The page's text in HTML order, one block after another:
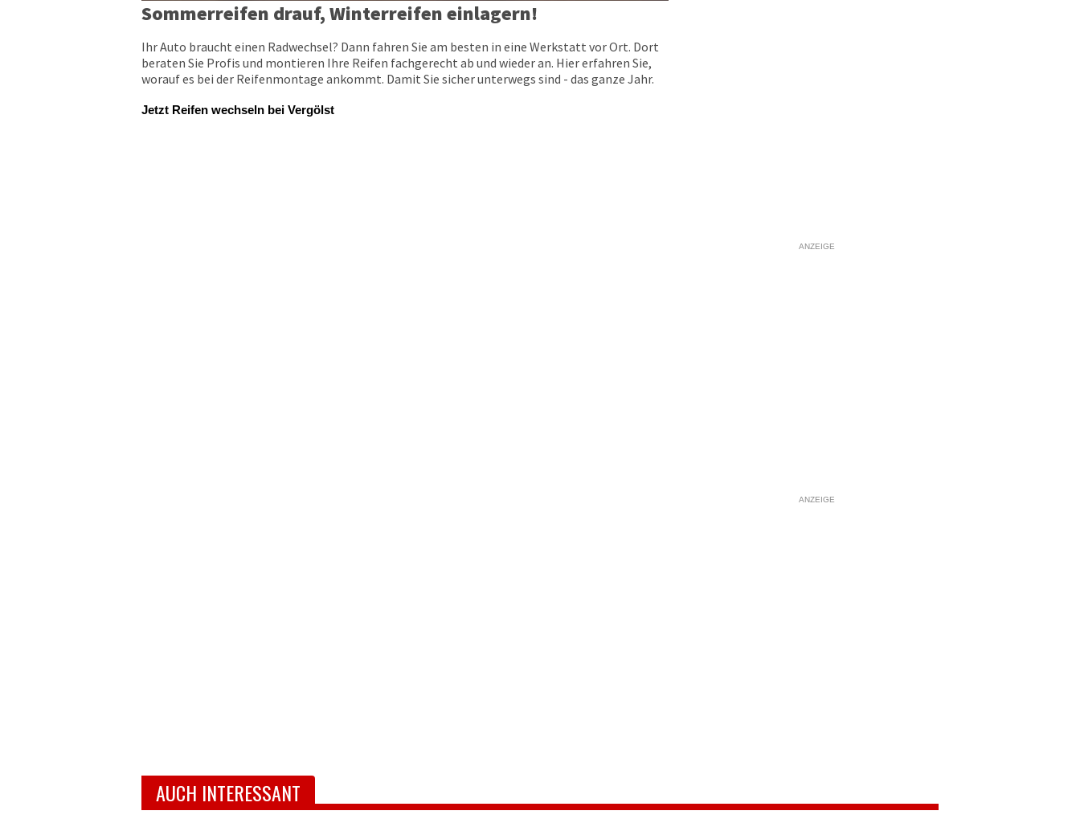
Sommerreifen drauf, Winterreifen einlagern!
Ihr Auto braucht einen Radwechsel? Dann fahren Sie am besten in eine Werkstatt vor Ort. Dort
beraten Sie Profis und montieren Ihre Reifen fachgerecht ab und wieder an. Hier erfahren Sie,
worauf es bei der Reifenmontage ankommt. Damit Sie sicher unterwegs sind - das ganze Jahr.
Jetzt Reifen wechseln bei Vergölst
ANZEIGE
ANZEIGE
AUCH INTERESSANT